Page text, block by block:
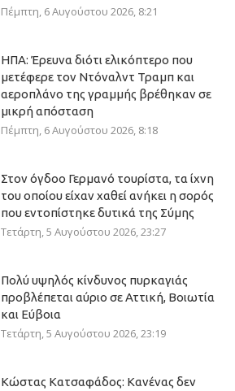
Πέμπτη, 6 Αυγούστου 2026, 8:21
ΗΠΑ: Έρευνα διότι ελικόπτερο που
μετέφερε τον Ντόναλντ Τραμπ και
αεροπλάνο της γραμμής βρέθηκαν σε
μικρή απόσταση
Πέμπτη, 6 Αυγούστου 2026, 8:18
Στον όγδοο Γερμανό τουρίστα, τα ίχνη
του οποίου είχαν χαθεί ανήκει η σορός
που εντοπίστηκε δυτικά της Σύμης
Τετάρτη, 5 Αυγούστου 2026, 23:27
Πολύ υψηλός κίνδυνος πυρκαγιάς
προβλέπεται αύριο σε Αττική, Βοιωτία
και Εύβοια
Τετάρτη, 5 Αυγούστου 2026, 23:19
Κώστας Κατσαφάδος: Κανένας δεν